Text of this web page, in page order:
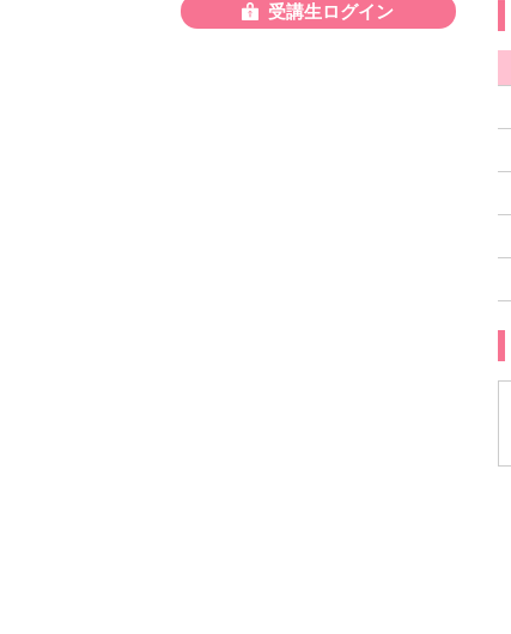
受講生ログイン